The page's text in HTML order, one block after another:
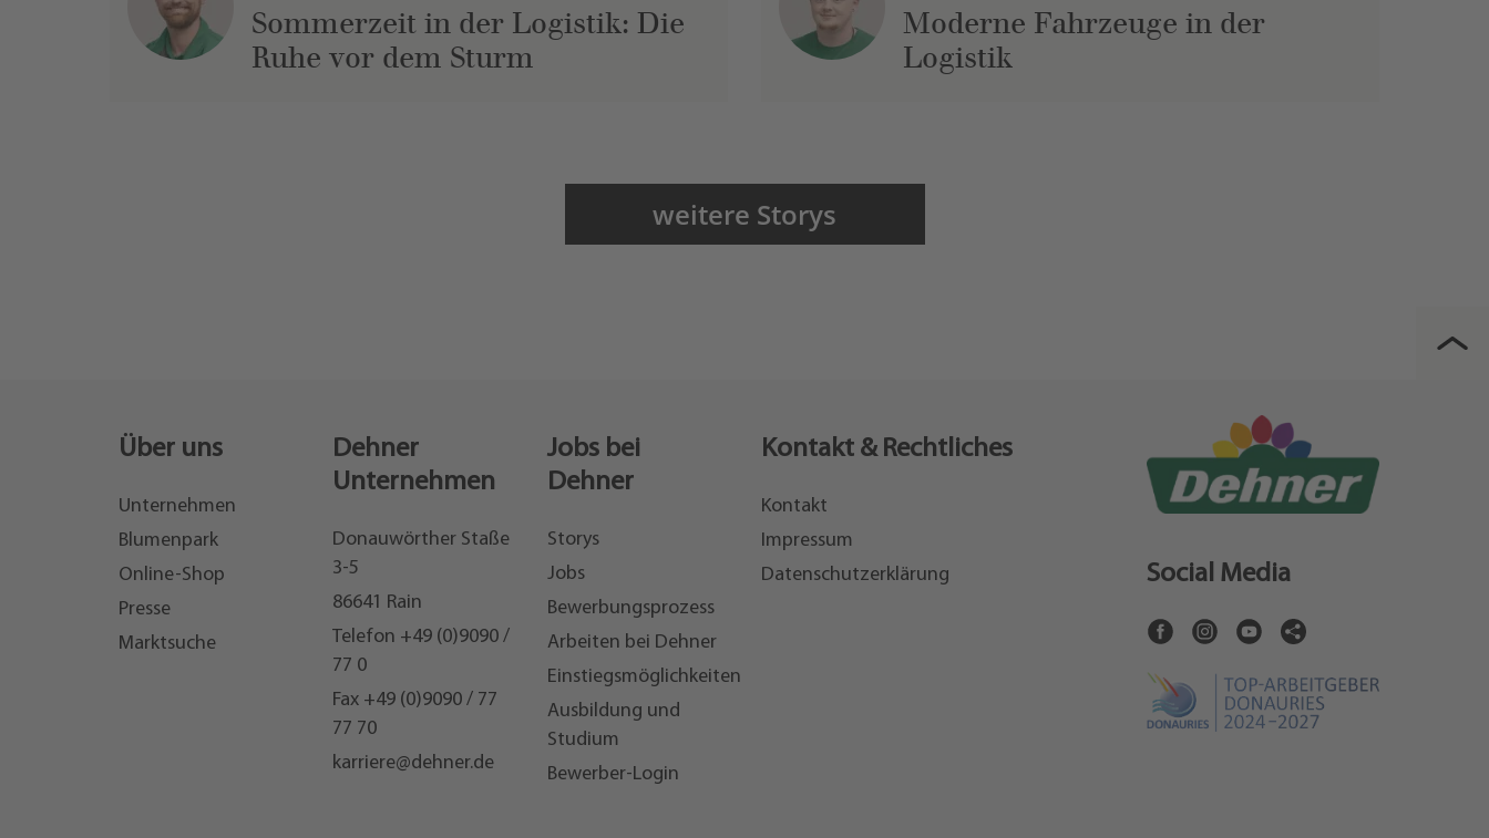
Sommerzeit in der Logistik: Die
Ruhe vor dem Sturm
Moderne Fahrzeuge in der
Logistik
weitere Storys
Über uns
Unternehmen
Blumenpark
Online-Shop
Presse
Marktsuche
Dehner
Unternehmen
Donauwörther Staße
3-5
86641 Rain
Telefon +49 (0)9090 /
77 0
Fax +49 (0)9090 / 77
77 70
karriere@dehner.de
Jobs bei
Dehner
Storys
Jobs
Bewerbungsprozess
Arbeiten bei Dehner
Einstiegsmöglichkeiten
Ausbildung und
Studium
Bewerber-Login
Kontakt & Rechtliches
Kontakt
Impressum
Datenschutzerklärung
Social Media